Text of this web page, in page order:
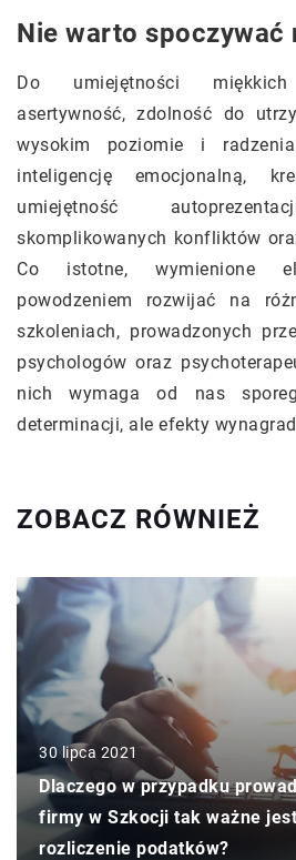
Nie warto spoczywać
Do umiejętności
asertywność, zdolność do
wysokim poziomie i
inteligencję emocjonalną,
umiejętność
skomplikowanych konfliktów
Co istotne, wymienione
powodzeniem rozwijać na
szkoleniach, prowadzonych
psychologów oraz
nich wymaga od nas
determinacji, ale efekty
ZOBACZ RÓWNIEŻ
30 lipca 2021
Dlaczego w przypadku
firmy w Szkocji tak ważne
rozliczenie podatków?